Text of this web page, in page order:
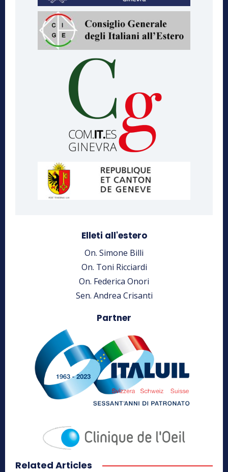
Elleti all'estero
On. Simone Billi
On. Toni Ricciardi
On. Federica Onori
Sen. Andrea Crisanti
Partner
Related Articles